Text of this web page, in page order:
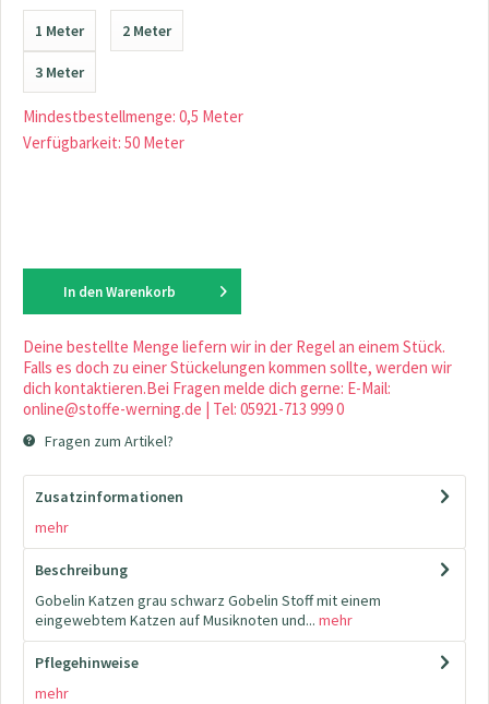
1 Meter 2 Meter
3 Meter
Mindestbestellmenge: 0,5 Meter
Verfügbarkeit: 50 Meter
In den Warenkorb
Deine bestellte Menge liefern wir in der Regel an einem Stück.
Falls es doch zu einer Stückelungen kommen sollte, werden wir
dich kontaktieren.Bei Fragen melde dich gerne: E-Mail:
online@stoffe-werning.de | Tel: 05921-713 999 0
Fragen zum Artikel?
Zusatzinformationen
mehr
Beschreibung
Gobelin Katzen grau schwarz Gobelin Stoff mit einem
eingewebtem Katzen auf Musiknoten und... mehr
Pflegehinweise
mehr